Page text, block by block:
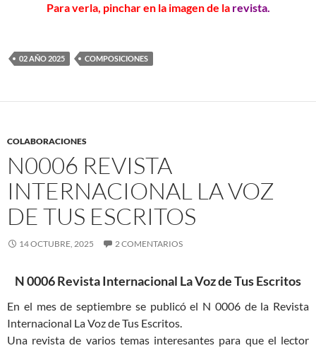
Para verla, pinchar en la imagen de larevista.
02 AÑO 2025 COMPOSICIONES
COLABORACIONES
N0006 REVISTA
INTERNACIONAL LA VOZ
DE TUS ESCRITOS
14 OCTUBRE, 2025 2 COMENTARIOS
N 0006 Revista Internacional La Voz de Tus Escritos
En el mes de septiembre se publicó el N 0006 de la Revista
Internacional La Voz de Tus Escritos.
Una revista de varios temas interesantes para que el lector